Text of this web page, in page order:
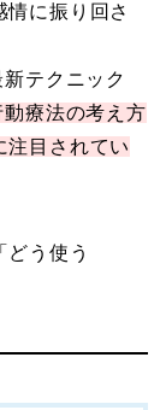
に振り回さ
テクニック
療法の考え方
注目されてい
う使う